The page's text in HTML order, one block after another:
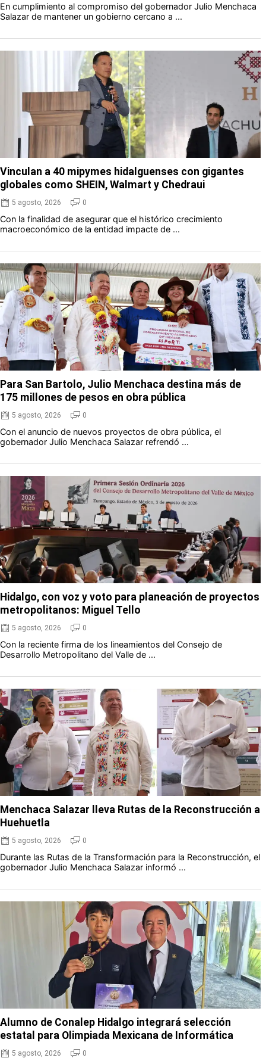
En cumplimiento al compromiso del gobernador Julio Menchaca
Salazar de mantener un gobierno cercano a ...
Vinculan a 40 mipymes hidalguenses con gigantes
globales como SHEIN, Walmart y Chedraui
5 agosto, 2026 0
Con la finalidad de asegurar que el histórico crecimiento
macroeconómico de la entidad impacte de ...
Para San Bartolo, Julio Menchaca destina más de
175 millones de pesos en obra pública
5 agosto, 2026 0
Con el anuncio de nuevos proyectos de obra pública, el
gobernador Julio Menchaca Salazar refrendó ...
Hidalgo, con voz y voto para planeación de proyectos
metropolitanos: Miguel Tello
5 agosto, 2026 0
Con la reciente firma de los lineamientos del Consejo de
Desarrollo Metropolitano del Valle de ...
Menchaca Salazar lleva Rutas de la Reconstrucción a
Huehuetla
5 agosto, 2026 0
Durante las Rutas de la Transformación para la Reconstrucción, el
gobernador Julio Menchaca Salazar informó ...
Alumno de Conalep Hidalgo integrará selección
estatal para Olimpiada Mexicana de Informática
5 agosto, 2026 0